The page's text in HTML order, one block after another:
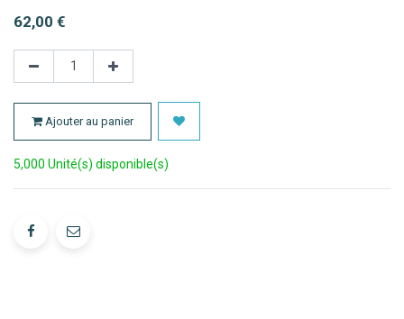
62,00 €
Ajouter au panier
5,000 Unité(s) disponible(s)